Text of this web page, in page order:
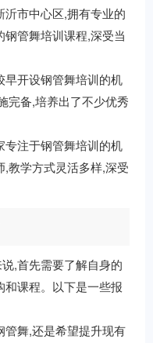
沂市中心区,拥有专业的
管舞培训课程,深受当
早开设钢管舞培训的机
完备,培养出了不少优秀
专注于钢管舞培训的机
教学方式灵活多样,深受
,首先需要了解自身的
课程。以下是一些报
管舞,还是希望提升现有